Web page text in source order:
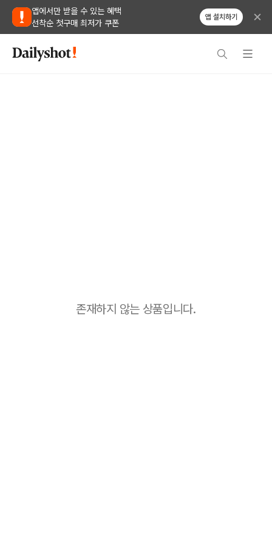
앱에서만 받을 수 있는 혜택
선착순 첫구매 최저가 쿠폰
앱 설치하기
존재하지 않는 상품입니다.